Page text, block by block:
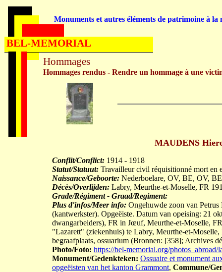
MAUDENS
Conflit/Conflict: 1914 - 1918
Statut/Statuut: Travailleur civil réquisitionné mort en
Naissance/Geboorte: Nederboelare, OV, BE, OV,
Décès/Overlijden: Labry, Meurthe-et-Moselle, FR
Grade/Régiment - Graad/Regiment:
Plus d'infos/Meer info: Ongehuwde zoon van
(kantwerkster). Opgeëiste. Datum van opeising: 21
dwangarbeiders), FR in Jœuf, Meurthe-et-Moselle,
"Lazarett" (ziekenhuis) te Labry, Meurthe-et-
begraafplaats, ossuarium (Bronnen: [358]; Archives
Photo/Foto: https://bel-memorial.org/
Monument/Gedenkteken: Ossuaire et monument
opgeëisten van het kanton Grammont, Commune/
Hommages
Hommages rendus - Rendre un hommage à une
Monuments et autres éléments de patrimoine à la
BEL-MEMORIAL